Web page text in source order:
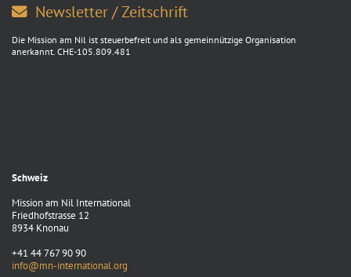
Newsletter / Zeitschrift
Die Mission am Nil ist steuerbefreit und als gemeinnützige Organisation
anerkannt. CHE-105.809.481
Schweiz
Mission am Nil International
Friedhofstrasse 12
8934 Knonau
+41 44 767 90 90
info@mn-international.org